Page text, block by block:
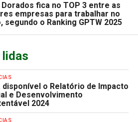
fica no TOP 3 entre as
empresas para trabalhar no
segundo o Ranking GPTW 2025
disponível o Relatório de Impacto
e Desenvolvimento
2024